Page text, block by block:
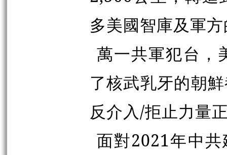
多美國智庫及軍
萬一共軍犯台，
了核武乳牙的朝
反介入/拒止力量
面對2021年中